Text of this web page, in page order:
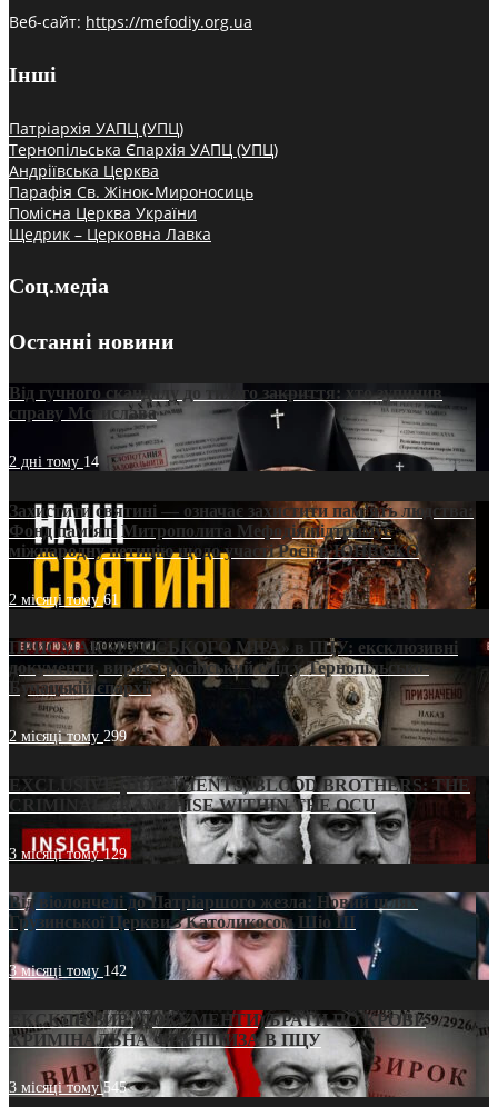
Веб-сайт: https://mefodiy.org.ua
Інші
Патріархія УАПЦ (УПЦ)
Тернопільська Єпархія УАПЦ (УПЦ)
Андріївська Церква
Парафія Св. Жінок-Мироносиць
Помісна Церква України
Щедрик – Церковна Лавка
Соц.медіа
Останні новини
Від гучного скандалу до тихого закриття: хто зупинив
справу Мстислава
2 дні тому 14
Захистити святині — означає захистити пам’ять людства:
Фонд пам’яті Митрополита Мефодія підтримує
міжнародну петицію щодо участі Росії в ЮНЕСКО
2 місяці тому61
ПРИСМАК «РУССЬКОГО МІРА» в ПЦУ: ексклюзивні
документи, вирок і російський слід у Тернопільсько-
Бучацькій єпархії
2 місяці тому 299
EXCLUSIVE (DOCUMENTS)/BLOOD BROTHERS: THE
CRIMINAL FRANCHISE WITHIN THE OCU
3 місяці тому129
Від віолончелі до Патріаршого жезла: Новий шлях
Грузинської Церкви з Католикосом Шіо III
3 місяці тому 142
ЕКСКЛЮЗИВ (ДОКУМЕНТИ)/БРАТИ ПО КРОВІ:
КРИМІНАЛЬНА ФРАНШИЗА В ПЦУ
3 місяці тому545